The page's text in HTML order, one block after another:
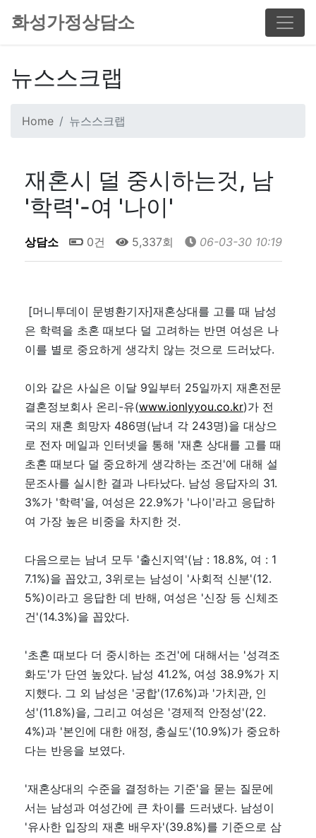
화성가정상담소
뉴스스크랩
Home 뉴스스크랩
재혼시 덜 중시하는것, 남
'학력'-여 '나이'
상담소 0건 5,337회 06-03-30 10:19
[머니투데이 문병환기자]재혼상대를 고를 때 남성
은 학력을 초혼 때보다 덜 고려하는 반면 여성은 나
이를 별로 중요하게 생각치 않는 것으로 드러났다.
이와 같은 사실은 이달 9일부터 25일까지 재혼전문
결혼정보회사 온리-유(www.ionlyyou.co.kr)가 전
국의 재혼 희망자 486명(남녀 각 243명)을 대상으
로 전자 메일과 인터넷을 통해 '재혼 상대를 고를 때
초혼 때보다 덜 중요하게 생각하는 조건'에 대해 설
문조사를 실시한 결과 나타났다. 남성 응답자의 31.
3%가 '학력'을, 여성은 22.9%가 '나이'라고 응답하
여 가장 높은 비중을 차지한 것.
다음으로는 남녀 모두 '출신지역'(남 : 18.8%, 여 : 1
7.1%)을 꼽았고, 3위로는 남성이 '사회적 신분'(12.
5%)이라고 응답한 데 반해, 여성은 '신장 등 신체조
건'(14.3%)을 꼽았다.
'초혼 때보다 더 중시하는 조건'에 대해서는 '성격조
화도'가 단연 높았다. 남성 41.2%, 여성 38.9%가 지
지했다. 그 외 남성은 '궁합'(17.6%)과 '가치관, 인
성'(11.8%)을, 그리고 여성은 '경제적 안정성'(22.
4%)과 '본인에 대한 애정, 충실도'(10.9%)가 중요하
다는 반응을 보였다.
'재혼상대의 수준을 결정하는 기준'을 묻는 질문에
서는 남성과 여성간에 큰 차이를 드러냈다. 남성이
'유사한 입장의 재혼 배우자'(39.8%)를 기준으로 삼